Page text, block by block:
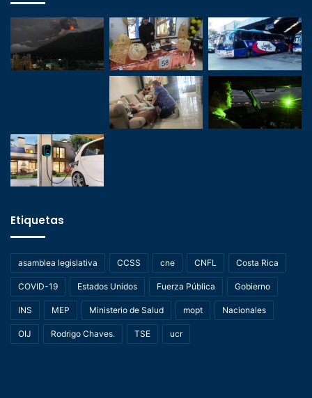
Etiquetas
asamblea legislativa CCSS cne CNFL Costa Rica
COVID-19 Estados Unidos Fuerza Pública Gobierno
INS MEP Ministerio de Salud mopt Nacionales
OIJ Rodrigo Chaves. TSE ucr